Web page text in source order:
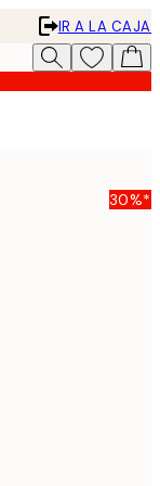
IR A LA CAJA
30%*